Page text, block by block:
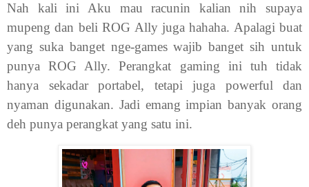
Nah kali ini Aku mau racunin kalian nih supaya
mupeng dan beli ROG Ally juga hahaha. Apalagi buat
yang suka banget nge-games wajib banget sih untuk
punya ROG Ally. Perangkat gaming ini tuh tidak
hanya sekadar portabel, tetapi juga powerful dan
nyaman digunakan. Jadi emang impian banyak orang
deh punya perangkat yang satu ini.